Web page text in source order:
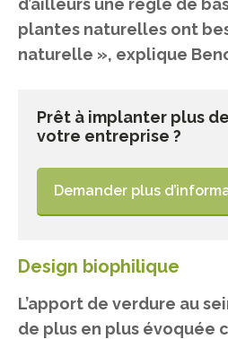
d’ailleurs une règle de
plantes naturelles ont
naturelle », explique
Prêt à implanter plus
votre entreprise ?
Demander plus
Design biophilique
L’apport de verdure au
de plus en plus évoquée